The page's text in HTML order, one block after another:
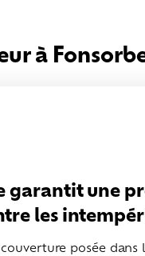
à
garantit une
les
posée dans